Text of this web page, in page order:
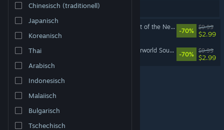
Sprache ändern
Steam-Mobile-App herunterladen
Desktopversion anzeigen
Chinesisch (traditionell)
Japanisch
Koreanisch
Thai
Arabisch
Indonesisch
Malaiisch
Bulgarisch
Tschechisch
2 Ergebnisse entsprechen Ihrer Suche.
RPG Maker VX Ace - Forest of the Necromancer Soundscapes
-70%
$9.99
$2.99
RPG Maker VX Ace - Underworld Soundscapes
-70%
$9.99
$2.99